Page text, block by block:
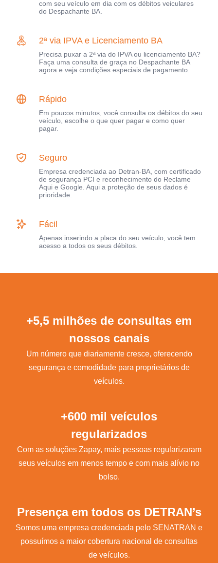
com seu veículo em dia com os débitos veiculares
do Despachante BA.
2ª via IPVA e Licenciamento BA
Precisa puxar a 2ª via do IPVA ou licenciamento BA?
Faça uma consulta de graça no Despachante BA
agora e veja condições especiais de pagamento.
Rápido
Em poucos minutos, você consulta os débitos do seu
veículo, escolhe o que quer pagar e como quer
pagar.
Seguro
Empresa credenciada ao Detran-BA, com certificado
de segurança PCI e reconhecimento do Reclame
Aqui e Google. Aqui a proteção de seus dados é
prioridade.
Fácil
Apenas inserindo a placa do seu veículo, você tem
acesso a todos os seus débitos.
+5,5 milhões de consultas em
nossos canais
Um número que diariamente cresce, oferecendo
segurança e comodidade para proprietários de
veículos.
+600 mil veículos
regularizados
Com as soluções Zapay, mais pessoas regularizaram
seus veículos em menos tempo e com mais alívio no
bolso.
Presença em todos os DETRAN’s
Somos uma empresa credenciada pelo SENATRAN e
possuímos a maior cobertura nacional de consultas
de veículos.